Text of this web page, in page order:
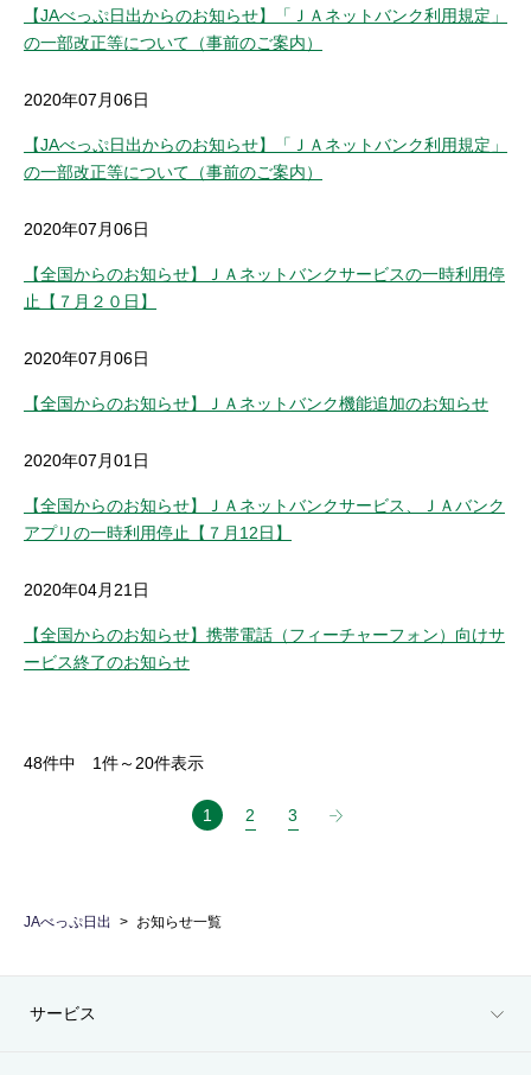
【JAべっぷ日出からのお知らせ】「ＪＡネットバンク利用規定」
の一部改正等について（事前のご案内）
2020年07月06日
【JAべっぷ日出からのお知らせ】「ＪＡネットバンク利用規定」
の一部改正等について（事前のご案内）
2020年07月06日
【全国からのお知らせ】ＪＡネットバンクサービスの一時利用停
止【７月２０日】
2020年07月06日
【全国からのお知らせ】ＪＡネットバンク機能追加のお知らせ
2020年07月01日
【全国からのお知らせ】ＪＡネットバンクサービス、ＪＡバンク
アプリの一時利用停止【７月12日】
2020年04月21日
【全国からのお知らせ】携帯電話（フィーチャーフォン）向けサ
ービス終了のお知らせ
48件中 1件～ 20件表示
1 2 3
JAべっぷ日出 お知らせ一覧
サービス